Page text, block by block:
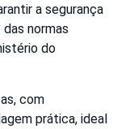
a segurança
normas
do
com
prática, ideal